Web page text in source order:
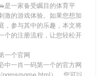
是一家备受瞩目的体育平
激的游戏体验。如果您想加
，参与其中的乐趣，本文将
个的注册流程，让您轻松开
一个官网
中一肖一码第一个的官方网